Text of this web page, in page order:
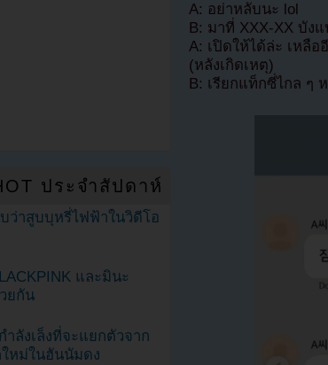
A: อย่าหลับนะ lol
B: มาที่ XXX-XX บังแ
A: เปิดให้ได้ล่ะ เหลือ
(หลังเกิดเหตุ)
B: เรียกแท็กซี่ไกล ๆ
ประจำสัปดาห์
ว่าสูบบุหรี่ไฟฟ้าในวิดีโอ
และมินะ
ยกัน
ำลังเล็งที่จะแยกตัวจาก
หม่ในฮันนัมดง